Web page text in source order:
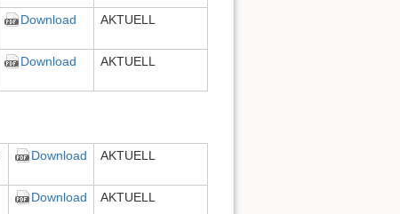
Download AKTUELL
Download AKTUELL
Download AKTUELL
Download AKTUELL